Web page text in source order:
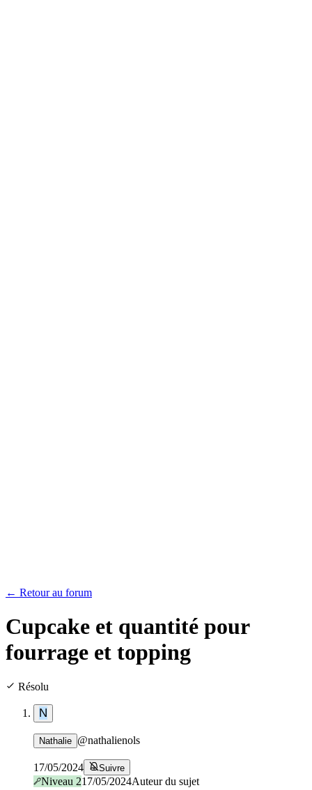
← Retour au forum
Cupcake et quantité pour
fourrage et topping
Résolu
N
Nathalie @nathalienols
17/05/2024 Suivre
Niveau 217/05/2024Auteur du sujet